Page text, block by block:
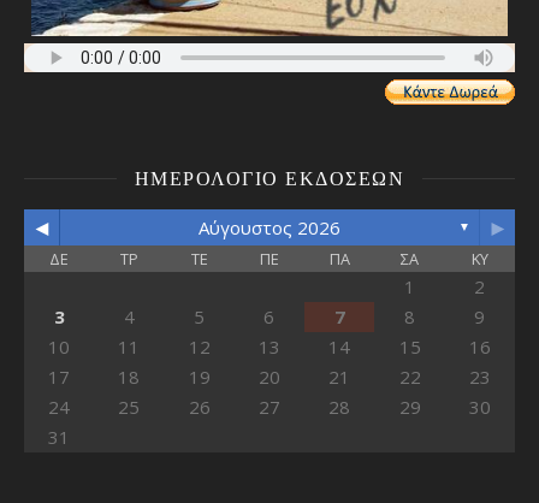
ΗΜΕΡΟΛΌΓΙΟ ΕΚΔΌΣΕΩΝ
◄ Αύγουστος 2026 ▼ ►
ΔΕ ΤΡ ΤΕ ΠΕ ΠΑ ΣΑ ΚΥ
1
2
3
4 5 6 7 8
9
10
11 12 13 14 15
16
17
18 19 20 21 22
23
24
25 26 27 28 29
30
31